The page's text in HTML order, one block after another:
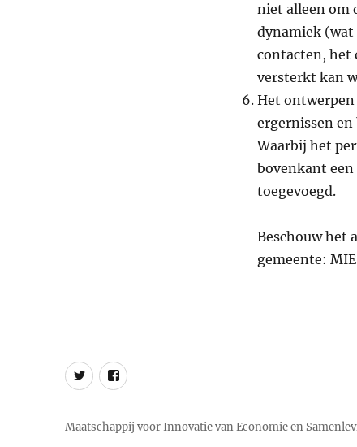
niet alleen om
dynamiek (wat
contacten, het
versterkt kan
Het
ergernissen
Waarbij het
bovenkant
toegevoegd.
Beschouw het
gemeente:
MIES
Twitter
MIES
Facebook
Maatschappij voor Innovatie van Economie en